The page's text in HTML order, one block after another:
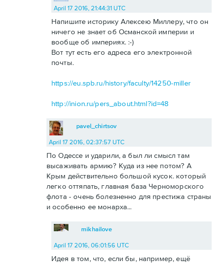
April 17 2016, 21:44:31 UTC
Напишите историку Алексею Миллеру, что он
ничего не знает об Османской империи и
вообще об империях. :-)
Вот тут есть его адреса его электронной
почты.
https://eu.spb.ru/history/faculty/14250-miller
http://inion.ru/pers_about.html?id=48
pavel_chirtsov
April 17 2016, 02:37:57 UTC
По Одессе и ударили, а был ли смысл там
высаживать армию? Куда из нее потом? А
Крым действительно большой кусок. который
легко оттяпать, главная база Черноморского
флота - очень болезненно для престижа страны
и особенно ее монарха...
mikhailove
April 17 2016, 06:01:56 UTC
Идея в том, что, если бы, например, ещё